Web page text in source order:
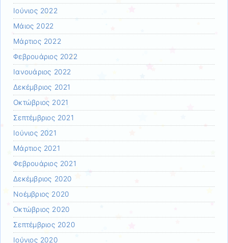
Ιούνιος 2022
Μάιος 2022
Μάρτιος 2022
Φεβρουάριος 2022
Ιανουάριος 2022
Δεκέμβριος 2021
Οκτώβριος 2021
Σεπτέμβριος 2021
Ιούνιος 2021
Μάρτιος 2021
Φεβρουάριος 2021
Δεκέμβριος 2020
Νοέμβριος 2020
Οκτώβριος 2020
Σεπτέμβριος 2020
Ιούνιος 2020